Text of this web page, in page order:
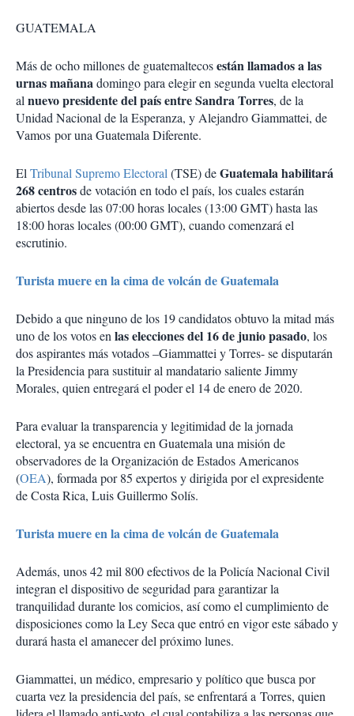
GUATEMALA
Más de ocho millones de guatemaltecosestán llamados a las
urnas mañanadomingo para elegir en segunda vuelta electoral
alnuevo presidente del país entre Sandra Torres, de la
Unidad Nacional de la Esperanza, y Alejandro Giammattei, de
Vamos por una Guatemala Diferente.
ElTribunal Supremo Electoral(TSE) deGuatemala habilitará
268 centrosde votación en todo el país, los cuales estarán
abiertos desde las 07:00 horas locales (13:00 GMT) hasta las
18:00 horas locales (00:00 GMT), cuando comenzará el
escrutinio.
Turista muere en la cima de volcán de Guatemala
Debido a que ninguno de los 19 candidatos obtuvo la mitad más
uno de los votos enlas elecciones del 16 de junio pasado, los
dos aspirantes más votados –Giammattei y Torres- se disputarán
la Presidencia para sustituir al mandatario saliente Jimmy
Morales, quien entregará el poder el 14 de enero de 2020.
Para evaluar la transparencia y legitimidad de la jornada
electoral, ya se encuentra en Guatemala una misión de
observadores de la Organización de Estados Americanos
(OEA), formada por 85 expertos y dirigida por el expresidente
de Costa Rica, Luis Guillermo Solís.
Turista muere en la cima de volcán de Guatemala
Además, unos 42 mil 800 efectivos de la Policía Nacional Civil
integran el dispositivo de seguridad para garantizar la
tranquilidad durante los comicios, así como el cumplimiento de
disposiciones como la Ley Seca que entró en vigor este sábado y
durará hasta el amanecer del próximo lunes.
Giammattei, un médico, empresario y político que busca por
cuarta vez la presidencia del país, se enfrentará a Torres, quien